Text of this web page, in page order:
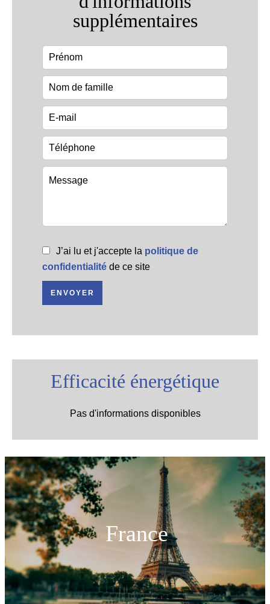
supplémentaires
J’ai lu et j'accepte la politique de
confidentialité de ce site
ENVOYER
Efficacité énergétique
Pas d'informations disponibles
France